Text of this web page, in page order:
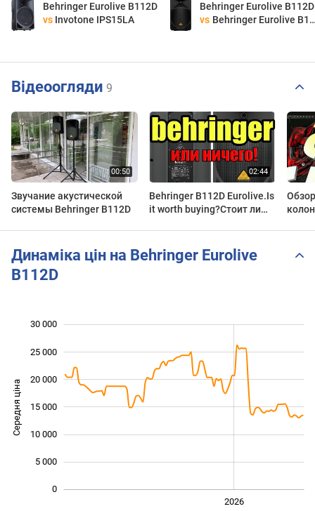
Behringer Eurolive B112D
vs Invotone IPS15LA
Behringer Eurolive B112D
vs Behringer Eurolive B115D
Відеоогляди 9
Звучание акустической
системы Behringer B112D
Behringer B112D Eurolive.Is
it worth buying?Стоит ли
обзор!
Динаміка цін на Behringer Eurolive
B112D
Середня ціна 10 000
0
5 000
10 000
15 000
20 000
25 000
30 000
2026